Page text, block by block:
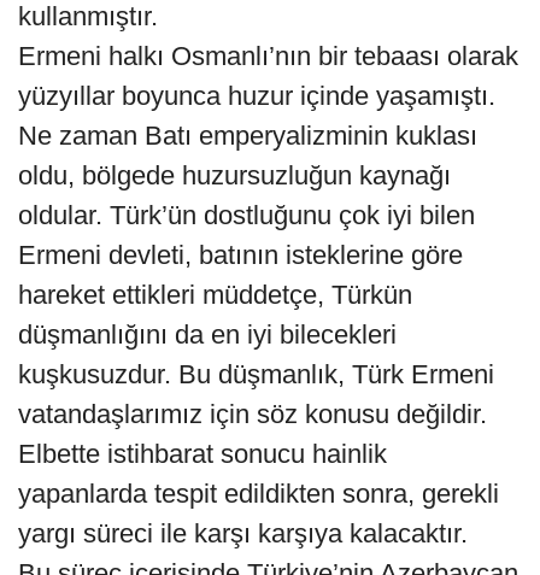
kullanmıştır.
Ermeni halkı Osmanlı’nın bir tebaası olarak
yüzyıllar boyunca huzur içinde yaşamıştı.
Ne zaman Batı emperyalizminin kuklası
oldu, bölgede huzursuzluğun kaynağı
oldular. Türk’ün dostluğunu çok iyi bilen
Ermeni devleti, batının isteklerine göre
hareket ettikleri müddetçe, Türkün
düşmanlığını da en iyi bilecekleri
kuşkusuzdur. Bu düşmanlık, Türk Ermeni
vatandaşlarımız için söz konusu değildir.
Elbette istihbarat sonucu hainlik
yapanlarda tespit edildikten sonra, gerekli
yargı süreci ile karşı karşıya kalacaktır.